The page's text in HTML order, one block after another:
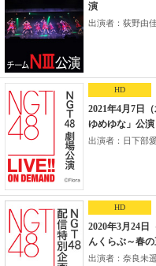
演
出演者：荻野由
HD
2021年4月7日
ゆめゆな」公演
出演者：日下部
HD
2020年3月24日
んくらぶ～春の
出演者：奈良未